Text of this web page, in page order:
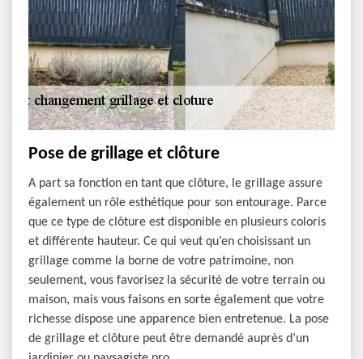
Pose de grillage et clôture
A part sa fonction en tant que clôture, le grillage assure
également un rôle esthétique pour son entourage. Parce
que ce type de clôture est disponible en plusieurs coloris
et différente hauteur. Ce qui veut qu’en choisissant un
grillage comme la borne de votre patrimoine, non
seulement, vous favorisez la sécurité de votre terrain ou
maison, mais vous faisons en sorte également que votre
richesse dispose une apparence bien entretenue. La pose
de grillage et clôture peut être demandé auprès d’un